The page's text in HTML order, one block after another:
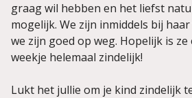
graag wil hebben en het liefst
mogelijk. We zijn inmiddels bij
we zijn goed op weg. Hopelijk is
weekje helemaal zindelijk!
Lukt het jullie om je kind zindelijk